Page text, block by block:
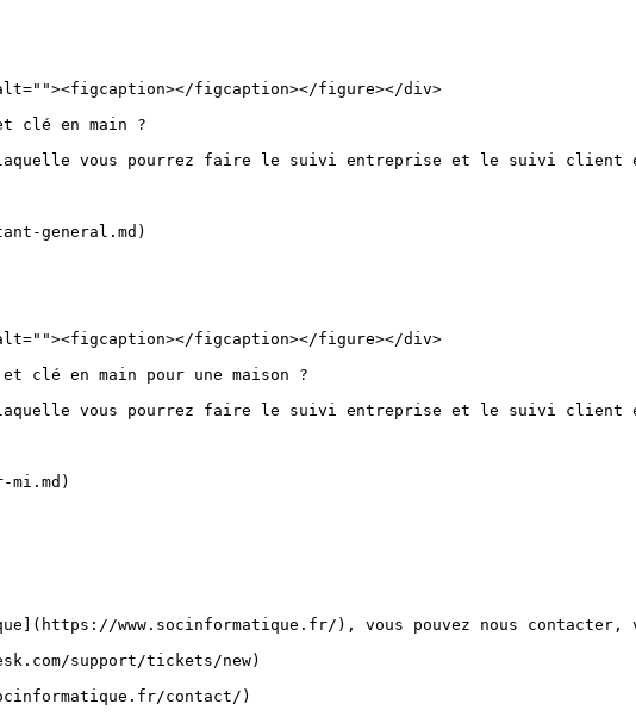
figcaption></figure></div>
clé en main ?
laquelle vous pourrez faire le suivi entreprise et le suivi
general.md)
figcaption></figure></div>
clé en main pour une maison ?
laquelle vous pourrez faire le suivi entreprise et le suivi
www.socinformatique.fr/), vous pouvez nous
support/tickets/new)
contact/)